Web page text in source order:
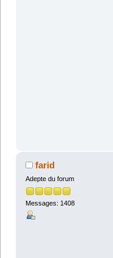
farid
Adepte du forum
Messages: 1408